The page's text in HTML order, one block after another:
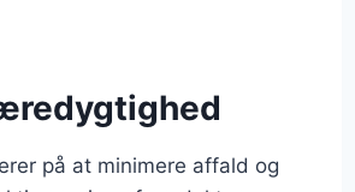
på at minimere affald og